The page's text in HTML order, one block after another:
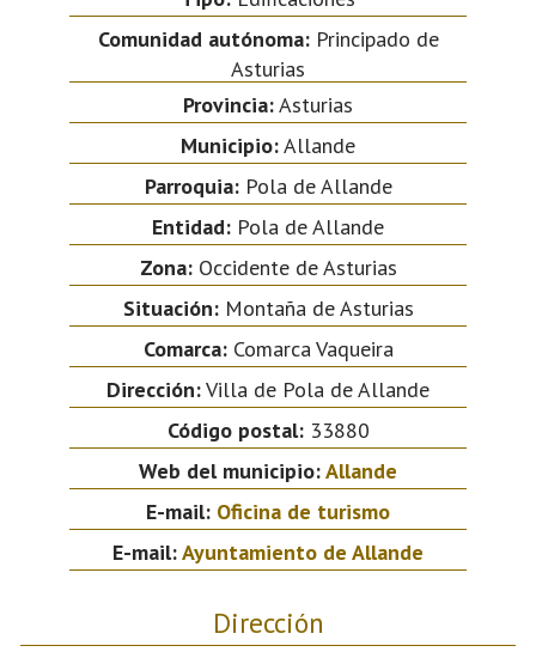
Comunidad autónoma:Principado de
Asturias
Provincia:Asturias
Municipio:Allande
Parroquia:Pola de Allande
Entidad: Pola de Allande
Zona:Occidente de Asturias
Situación:Montaña de Asturias
Comarca:Comarca Vaqueira
Dirección:Villa de Pola de Allande
Código postal:33880
Web del municipio:Allande
E-mail: Oficina de turismo
E-mail:Ayuntamiento de Allande
Dirección